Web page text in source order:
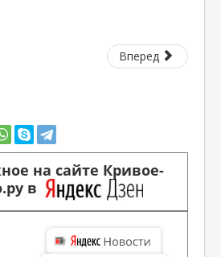
Вперед
на сайте Кривое-
в